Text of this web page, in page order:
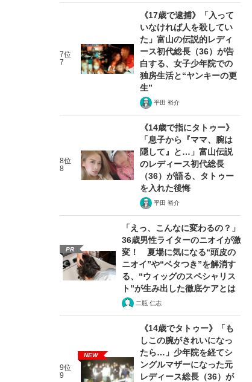
7位
7
《17歳で逮捕》「入って
いなければ人を殺してい
た」富山の伝説的レディ
ース初代総長（36）が告
白する、女子少年院での
独房生活と“ヤンキーの更
生”
平田 裕介
8位
8
《14歳で指にタトゥー》
「息子から『ママ、腕は
隠して』と…」富山伝説
のレディース初代総長
（36）が語る、タトゥー
を入れた後悔
平田 裕介
PR
「えっ、こんなに変わるの？」
36歳男性ライターのニオイが激
変！ 夏場に気になる“頭皮の
ニオイ”や“ベタつき”を解消す
る、“ウィッグのスペシャリス
ト”が生み出した徹底ケアとは
二瓶 仁志
9位
9
NEW
《14歳でタトゥー》「も
しこの腕がきれいになっ
たら…」少年院を経てシ
ングルマザーになった元
レディース総長（36）が